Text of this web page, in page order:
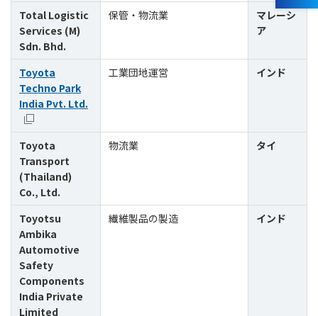
Total Logistic
Services (M)
Sdn. Bhd.
保管・物流業
マレーシ
ア
Toyota
Techno Park
India Pvt. Ltd.
工業団地運営 インド
Toyota
Transport
(Thailand)
Co., Ltd.
物流業 タイ
Toyotsu
Ambika
Automotive
Safety
Components
India Private
Limited
繊維製品の製造 インド